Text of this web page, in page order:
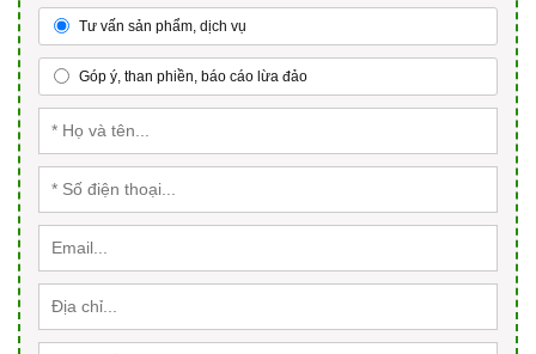
Tư vấn sản phẩm, dịch vụ
Góp ý, than phiền, báo cáo lừa đảo